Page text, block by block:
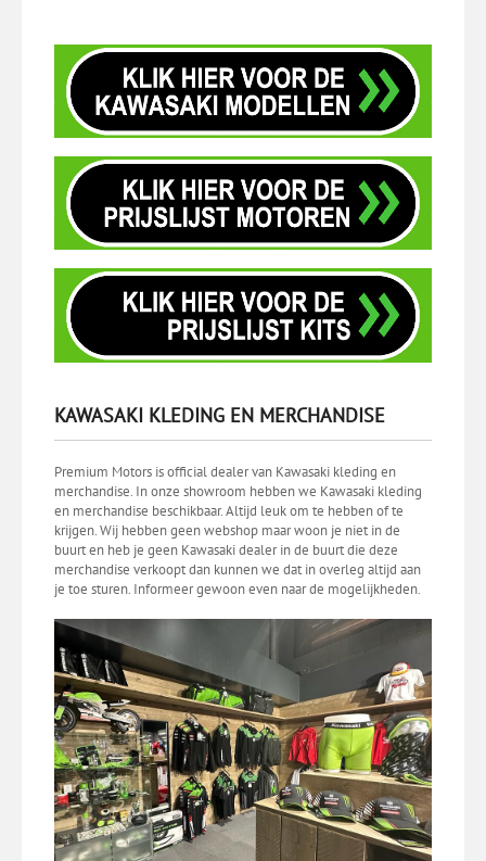
KAWASAKI KLEDING EN MERCHANDISE
Premium Motors is official dealer van Kawasaki kleding en
merchandise. In onze showroom hebben we Kawasaki kleding
en merchandise beschikbaar. Altijd leuk om te hebben of te
krijgen. Wij hebben geen webshop maar woon je niet in de
buurt en heb je geen Kawasaki dealer in de buurt die deze
merchandise verkoopt dan kunnen we dat in overleg altijd aan
je toe sturen. Informeer gewoon even naar de mogelijkheden.